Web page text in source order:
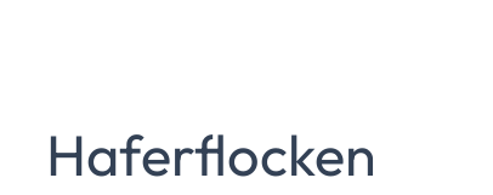
Haferflocken